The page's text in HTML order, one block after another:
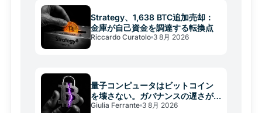
Strategy、1,638 BTC追加売却：
金庫が自己資金を調達する転換点
Riccardo Curatolo 3 8月 2026
量子コンピュータはビットコイン
を壊さない。ガバナンスの遅さが
壊す
Giulia Ferrante 3 8月 2026